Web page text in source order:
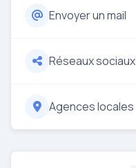
Envoyer un mail
Réseaux sociaux
Agences locales